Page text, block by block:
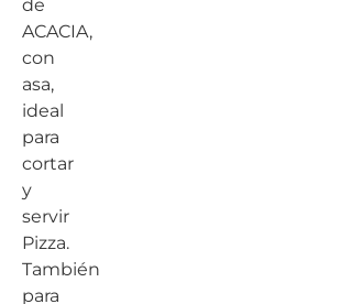
de
ACACIA,
con
asa,
ideal
para
cortar
y
servir
Pizza.
También
para